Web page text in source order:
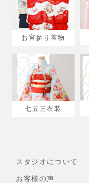
お宮参り着物
七五三衣装
スタジオについて
お客様の声